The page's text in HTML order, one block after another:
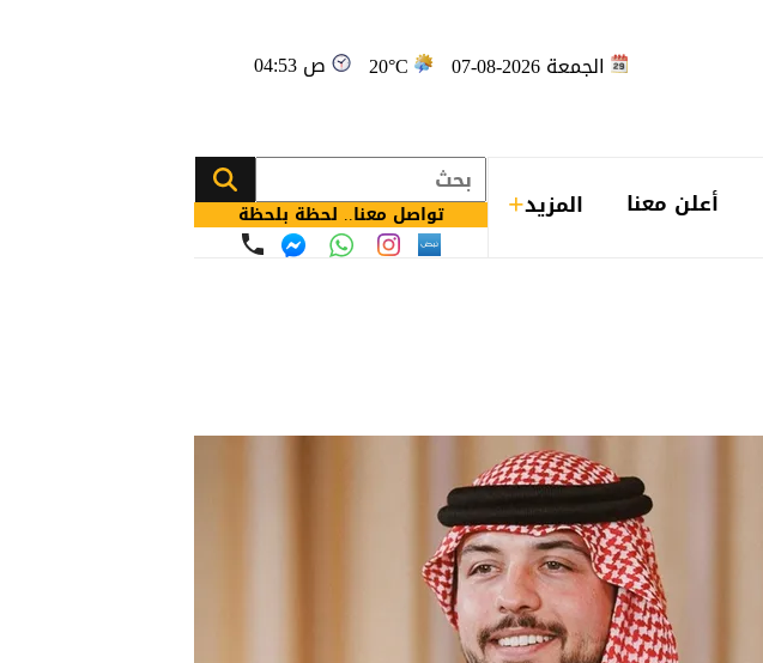
الجمعة 2026-08-07 20°C 04:53 ص
أعلن معنا المزيد تواصل معنا.. لحظة بلحظة